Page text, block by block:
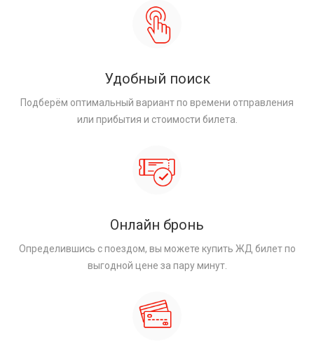
Удобный поиск
Подберём оптимальный вариант по времени отправления
или прибытия и стоимости билета.
Онлайн бронь
Определившись с поездом, вы можете купить ЖД билет по
выгодной цене за пару минут.